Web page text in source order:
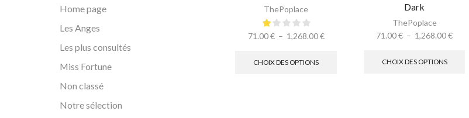
ThePoplace
71.00€ – 1,268.00€
CHOIX DES OPTIONS
Dark
ThePoplace
71.00€ – 1,268.00€
CHOIX DES OPTIONS
Home page
Les Anges
Les plus consultés
Miss Fortune
Non classé
Notre sélection